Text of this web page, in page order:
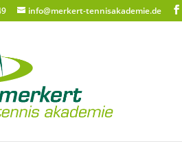
info@merkert-tennisakademie.de